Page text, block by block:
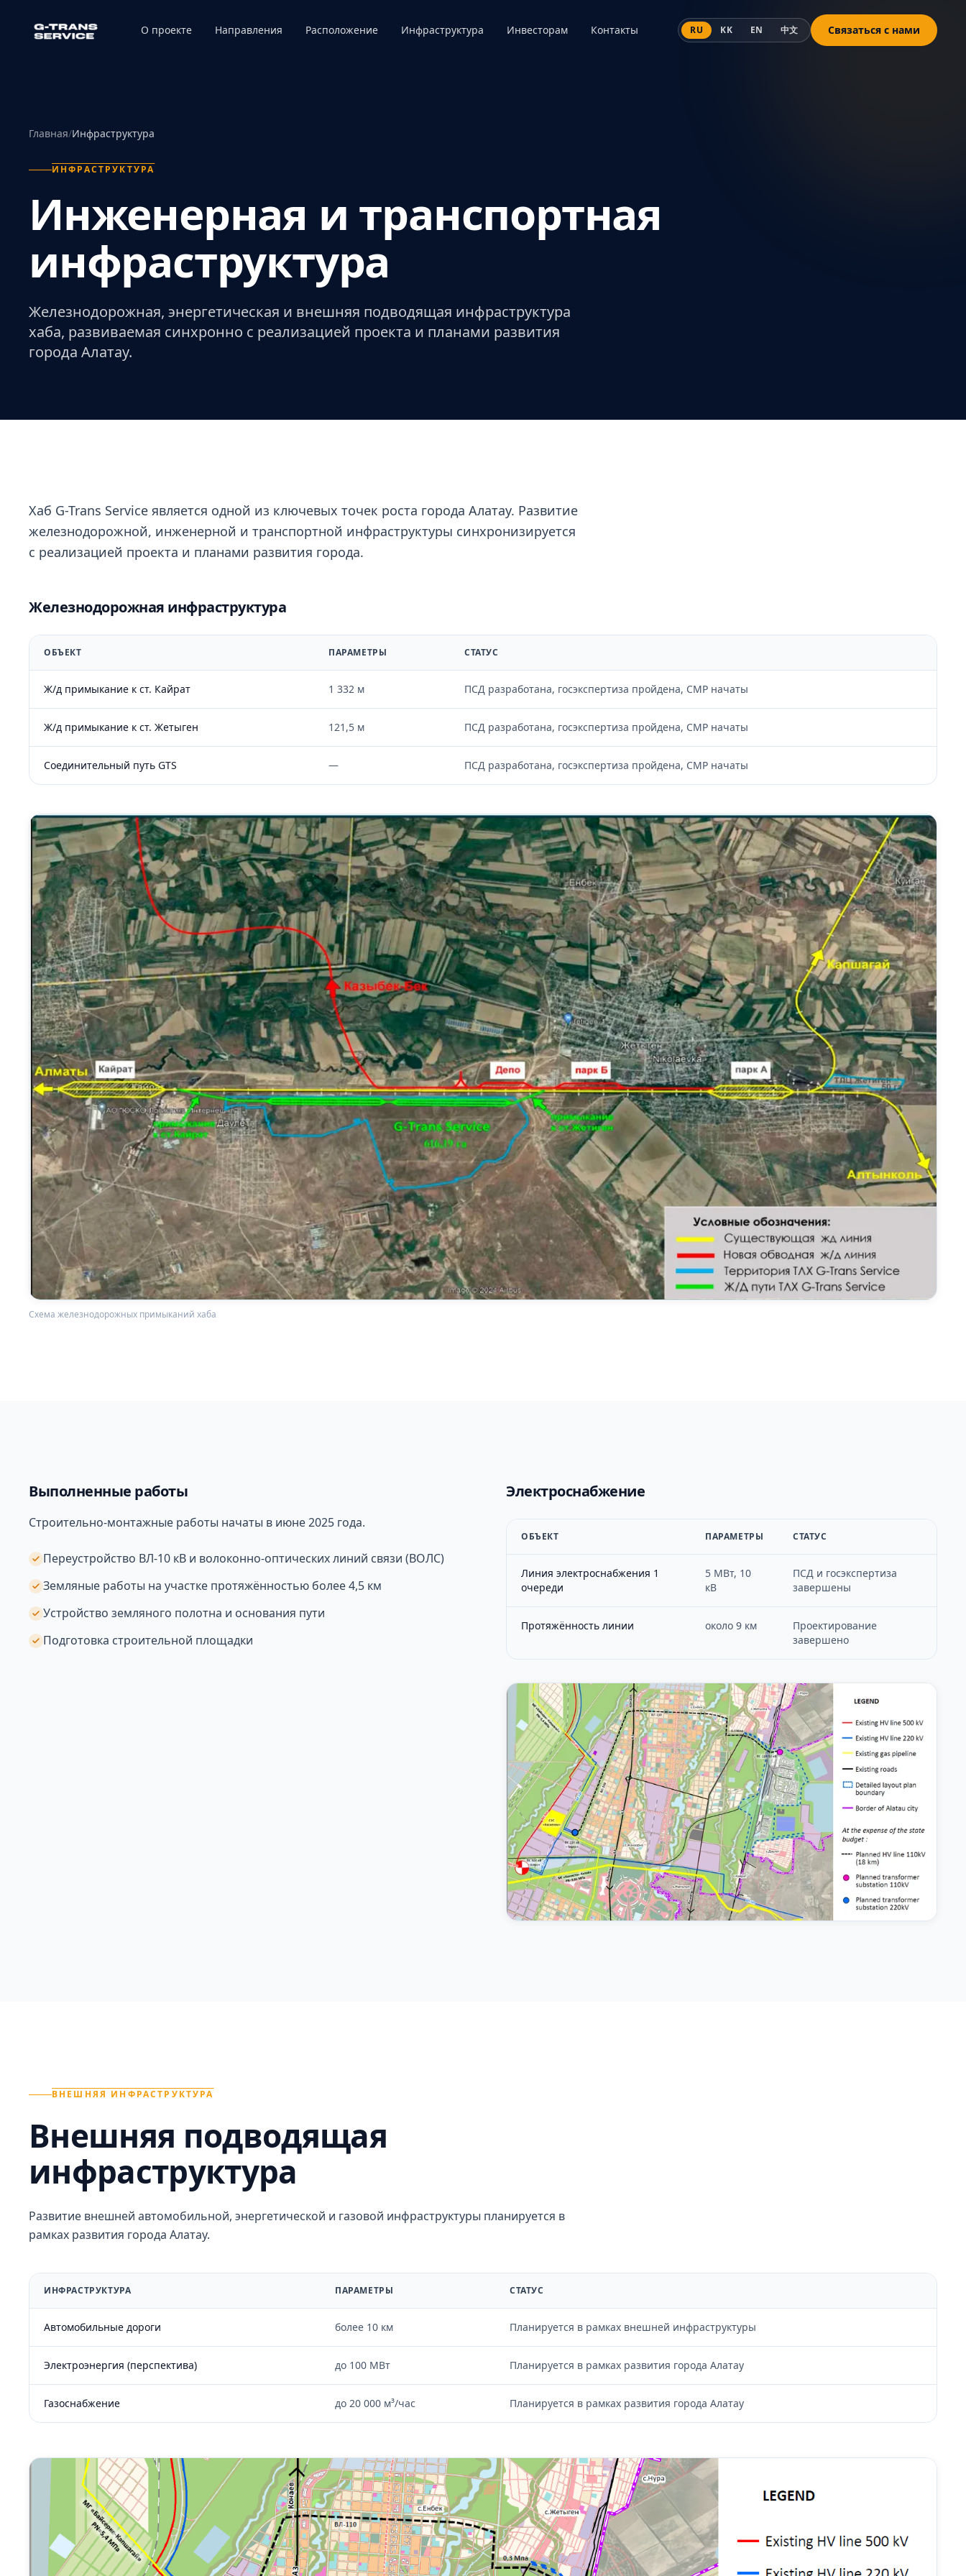
О проекте Направления Расположение Инфраструктура Инвесторам Контакты RU KK EN 中文 Связаться с нами
Главная/Инфраструктура
ИНФРАСТРУКТУРА
Инженерная и транспортная
инфраструктура
Железнодорожная, энергетическая и внешняя подводящая инфраструктура
хаба, развиваемая синхронно с реализацией проекта и планами развития
города Алатау.
Хаб G-Trans Service является одной из ключевых точек роста города Алатау. Развитие
железнодорожной, инженерной и транспортной инфраструктуры синхронизируется
с реализацией проекта и планами развития города.
Железнодорожная инфраструктура
ОБЪЕКТ ПАРАМЕТРЫ СТАТУС
Ж/д примыкание к ст. Кайрат 1 332 м ПСД разработана, госэкспертиза пройдена, СМР начаты
Ж/д примыкание к ст. Жетыген 121,5 м ПСД разработана, госэкспертиза пройдена, СМР начаты
Соединительный путь GTS — ПСД разработана, госэкспертиза пройдена, СМР начаты
Схема железнодорожных примыканий хаба
Выполненные работы
Строительно-монтажные работы начаты в июне 2025 года.
Переустройство ВЛ-10 кВ и волоконно-оптических линий связи (ВОЛС)
Земляные работы на участке протяжённостью более 4,5 км
Устройство земляного полотна и основания пути
Подготовка строительной площадки
Электроснабжение
ОБЪЕКТ ПАРАМЕТРЫ СТАТУС
Линия электроснабжения 1
очереди
5 МВт, 10
кВ
ПСД и госэкспертиза
завершены
Протяжённость линии около 9 км
Проектирование
завершено
ВНЕШНЯЯ ИНФРАСТРУКТУРА
Внешняя подводящая
инфраструктура
Развитие внешней автомобильной, энергетической и газовой инфраструктуры планируется в
рамках развития города Алатау.
ИНФРАСТРУКТУРА ПАРАМЕТРЫ СТАТУС
Автомобильные дороги более 10 км Планируется в рамках внешней инфраструктуры
Электроэнергия (перспектива) до 100 МВт Планируется в рамках развития города Алатау
Газоснабжение до 20 000 м³/час Планируется в рамках развития города Алатау